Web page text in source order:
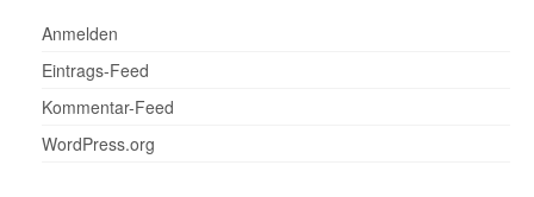
Anmelden
Eintrags-Feed
Kommentar-Feed
WordPress.org